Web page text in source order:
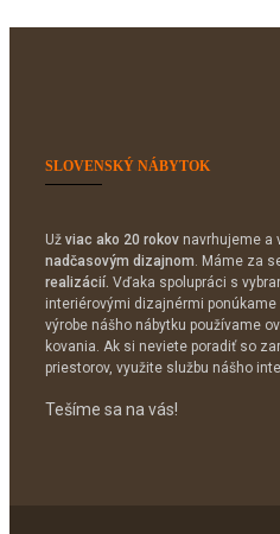
SLOVENSKÝ NÁBYTOK
Už viac ako 20 rokov navrhujeme a
nadčasovým dizajnom. Máme za
realizácií. Vďaka spolupráci s
interiérovými dizajnérmi ponúkame
výrobe nášho nábytku používame
kovania. Ak si neviete poradiť so
priestorov, využite službu nášho
Tešíme sa na vás!